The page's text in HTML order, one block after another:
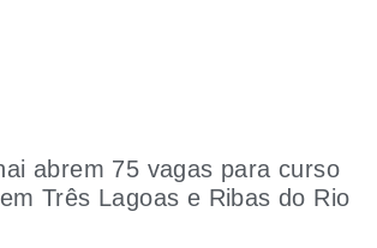
abrem 75 vagas para curso
Três Lagoas e Ribas do Rio